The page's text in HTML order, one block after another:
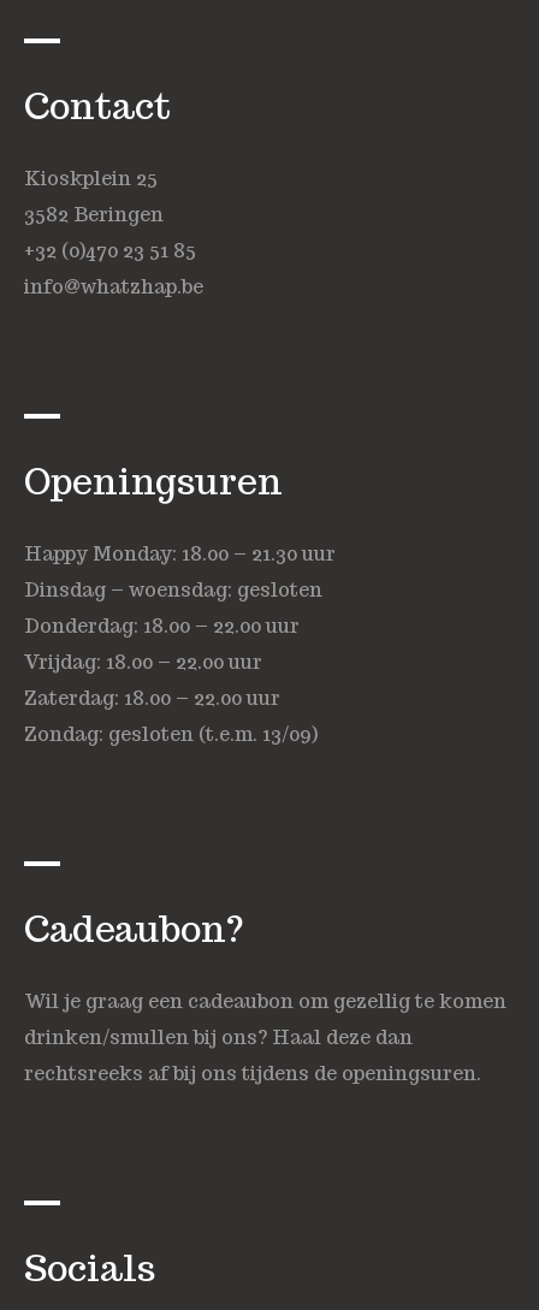
Contact
Kioskplein 25
3582 Beringen
+32 (0)470 23 51 85
info@whatzhap.be
Openingsuren
Happy Monday: 18.00 – 21.30 uur
Dinsdag – woensdag: gesloten
Donderdag: 18.00 – 22.00 uur
Vrijdag: 18.00 – 22.00 uur
Zaterdag: 18.00 – 22.00 uur
Zondag: gesloten (t.e.m. 13/09)
Cadeaubon?
Wil je graag een cadeaubon om gezellig te komen
drinken/smullen bij ons? Haal deze dan
rechtsreeks af bij ons tijdens de openingsuren.
Socials